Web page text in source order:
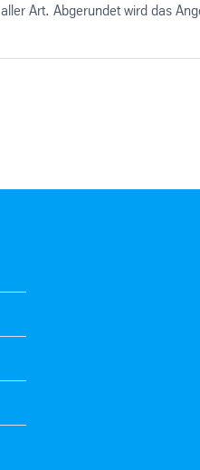
Art. Abgerundet wird das